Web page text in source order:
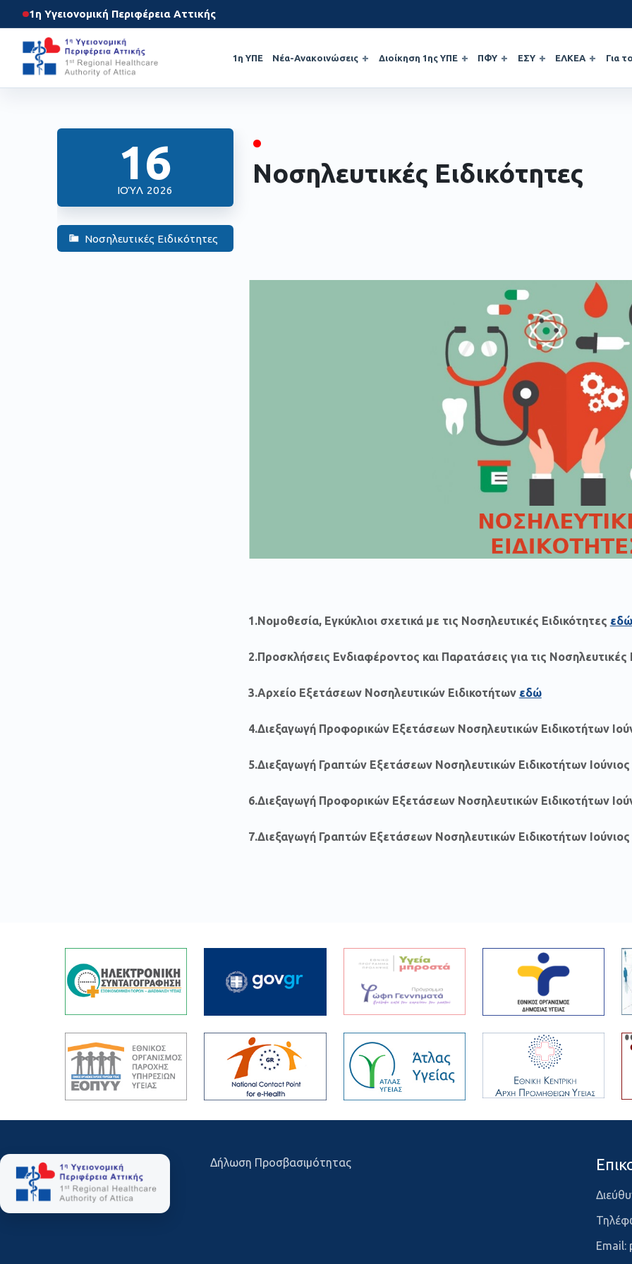
1η Υγειονομική Περιφέρεια Αττικής
1η ΥΠΕ Νέα-Ανακοινώσεις Διοίκηση 1ης ΥΠΕ ΠΦΥ ΕΣΥ ΕΛΚΕΑ Για
16
ΙΟΎΛ 2026
Νοσηλευτικές Ειδικότητες
•
Νοσηλευτικές Ειδικότητες
1.Νομοθεσία, Εγκύκλιοι σχετικά με τις Νοσηλευτικές Ειδικότητες εδώ
2.Προσκλήσεις Ενδιαφέροντος και Παρατάσεις για τις Νοσηλευτικές
3.Αρχείο Εξετάσεων Νοσηλευτικών Ειδικοτήτων εδώ
4.Διεξαγωγή Προφορικών Εξετάσεων Νοσηλευτικών Ειδικοτήτων
5.Διεξαγωγή Γραπτών Εξετάσεων Νοσηλευτικών Ειδικοτήτων
6.Διεξαγωγή Προφορικών Εξετάσεων Νοσηλευτικών Ειδικοτήτων
7.Διεξαγωγή Γραπτών Εξετάσεων Νοσηλευτικών Ειδικοτήτων
Δήλωση Προσβασιμότητας
Email: